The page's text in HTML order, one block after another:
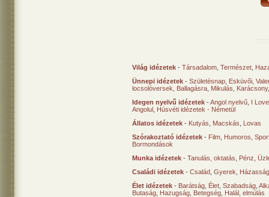
Világ idézetek - Társadalom Természet
Ünnepi idézetek - Születésnap Esküvői
locsolóversek
Ballagásra Mikulás Karácsony
Idegen nyelvű idézetek -Angol nyelvű I
Angolul Húsvéti idézetek - Németül
Állatos idézetek - Kutyás Macskás
Lovas
Szórakoztató idézetek - Film Humoros
Bormondások
Munka idézetek - Tanulás, oktatás Pénz
Családi idézetek - Család Gyerek
Élet idézetek - Barátság Élet Szabadság
Butaság Hazugság Betegség Halál, elmúlás